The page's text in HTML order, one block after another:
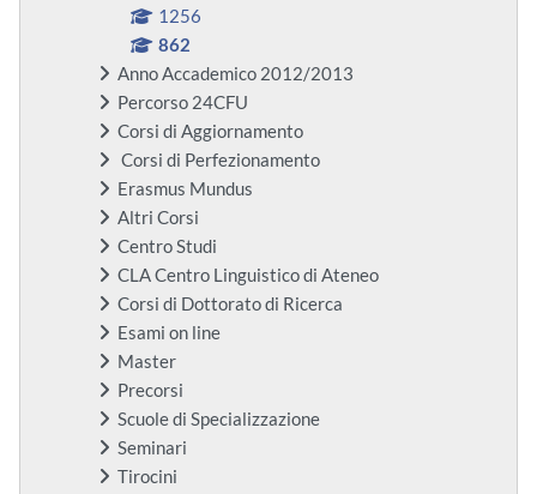
1256
862
Anno Accademico 2012/2013
Percorso 24CFU
Corsi di Aggiornamento
Corsi di Perfezionamento
Erasmus Mundus
Altri Corsi
Centro Studi
CLA Centro Linguistico di Ateneo
Corsi di Dottorato di Ricerca
Esami on line
Master
Precorsi
Scuole di Specializzazione
Seminari
Tirocini